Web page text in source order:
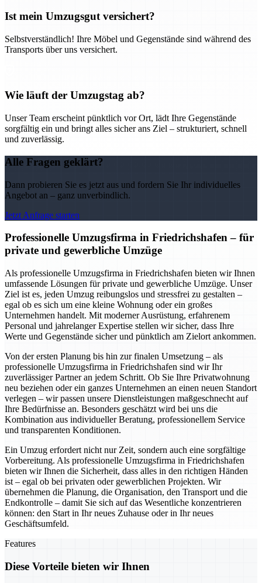
Ist mein Umzugsgut versichert?
Selbstverständlich! Ihre Möbel und Gegenstände sind während des
Transports über uns versichert.
Wie läuft der Umzugstag ab?
Unser Team erscheint pünktlich vor Ort, lädt Ihre Gegenstände
sorgfältig ein und bringt alles sicher ans Ziel – strukturiert, schnell
und zuverlässig.
Alle Fragen geklärt?
Dann probieren Sie es jetzt aus und fordern Sie Ihr individuelles
Angebot an – ganz unverbindlich.
Jetzt Anfrage starten
Professionelle Umzugsfirma in Friedrichshafen – für
private und gewerbliche Umzüge
Als professionelle Umzugsfirma in Friedrichshafen bieten wir Ihnen
umfassende Lösungen für private und gewerbliche Umzüge. Unser
Ziel ist es, jeden Umzug reibungslos und stressfrei zu gestalten –
egal ob es sich um eine kleine Wohnung oder ein großes
Unternehmen handelt. Mit moderner Ausrüstung, erfahrenem
Personal und jahrelanger Expertise stellen wir sicher, dass Ihre
Werte und Gegenstände sicher und pünktlich am Zielort ankommen.
Von der ersten Planung bis hin zur finalen Umsetzung – als
professionelle Umzugsfirma in Friedrichshafen sind wir Ihr
zuverlässiger Partner an jedem Schritt. Ob Sie Ihre Privatwohnung
neu beziehen oder ein ganzes Unternehmen an einen neuen Standort
verlegen – wir passen unsere Dienstleistungen maßgeschnecht auf
Ihre Bedürfnisse an. Besonders geschätzt wird bei uns die
Kombination aus individueller Beratung, professionellem Service
und transparenten Konditionen.
Ein Umzug erfordert nicht nur Zeit, sondern auch eine sorgfältige
Vorbereitung. Als professionelle Umzugsfirma in Friedrichshafen
bieten wir Ihnen die Sicherheit, dass alles in den richtigen Händen
ist – egal ob bei privaten oder gewerblichen Projekten. Wir
übernehmen die Planung, die Organisation, den Transport und die
Endkontrolle – damit Sie sich auf das Wesentliche konzentrieren
können: den Start in Ihr neues Zuhause oder in Ihr neues
Geschäftsumfeld.
Features
Diese Vorteile bieten wir Ihnen